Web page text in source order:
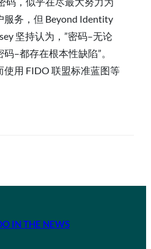
服务，但 Beyond Identity
坚持认为，”密码–无论
–都存在根本性缺陷”。
用 FIDO 联盟标准蓝图等
IN THE NEWS